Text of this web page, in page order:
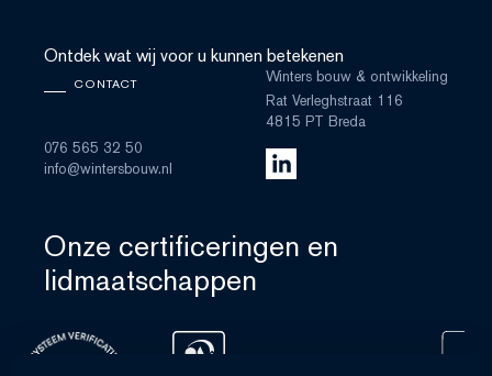
Ontdek wat wij voor u kunnen betekenen
CONTACT
076 565 32 50
info@wintersbouw.nl
Winters bouw & ontwikkeling
Rat Verleghstraat 116
4815 PT Breda
Onze certificeringen en
lidmaatschappen